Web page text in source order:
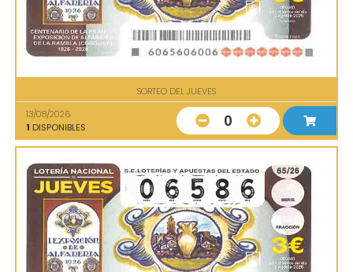
SORTEO DEL JUEVES
13/08/2026
1 DISPONIBLES 0